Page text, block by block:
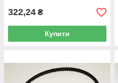
322,24 ₴
Купити